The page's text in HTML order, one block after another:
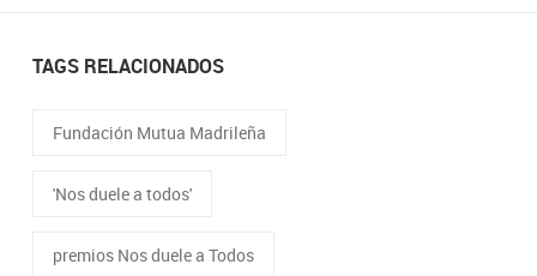
TAGS RELACIONADOS
Fundación Mutua Madrileña
'Nos duele a todos'
premios Nos duele a Todos